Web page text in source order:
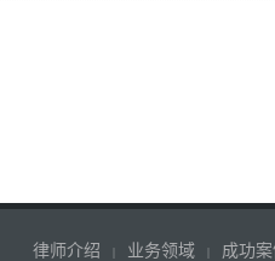
律师介绍 | 业务领域 | 成功案